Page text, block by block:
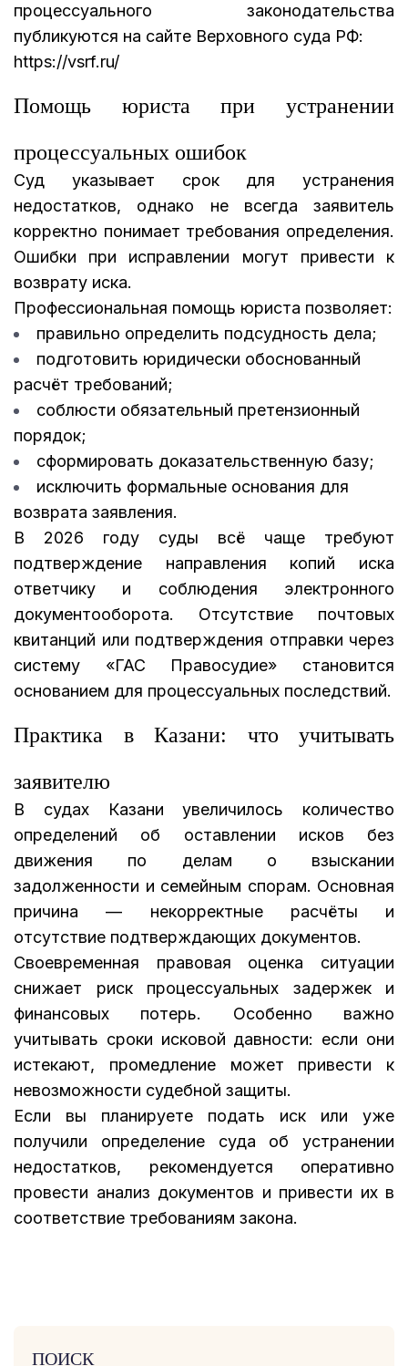
процессуального законодательства
публикуются на сайте Верховного суда РФ:
https://vsrf.ru/
Помощь юриста при устранении
процессуальных ошибок
Суд указывает срок для устранения
недостатков, однако не всегда заявитель
корректно понимает требования определения.
Ошибки при исправлении могут привести к
возврату иска.
Профессиональная помощь юриста позволяет:
правильно определить подсудность дела;
подготовить юридически обоснованный
расчёт требований;
соблюсти обязательный претензионный
порядок;
сформировать доказательственную базу;
исключить формальные основания для
возврата заявления.
В 2026 году суды всё чаще требуют
подтверждение направления копий иска
ответчику и соблюдения электронного
документооборота. Отсутствие почтовых
квитанций или подтверждения отправки через
систему «ГАС Правосудие» становится
основанием для процессуальных последствий.
Практика в Казани: что учитывать
заявителю
В судах Казани увеличилось количество
определений об оставлении исков без
движения по делам о взыскании
задолженности и семейным спорам. Основная
причина — некорректные расчёты и
отсутствие подтверждающих документов.
Своевременная правовая оценка ситуации
снижает риск процессуальных задержек и
финансовых потерь. Особенно важно
учитывать сроки исковой давности: если они
истекают, промедление может привести к
невозможности судебной защиты.
Если вы планируете подать иск или уже
получили определение суда об устранении
недостатков, рекомендуется оперативно
провести анализ документов и привести их в
соответствие требованиям закона.
ПОИСК